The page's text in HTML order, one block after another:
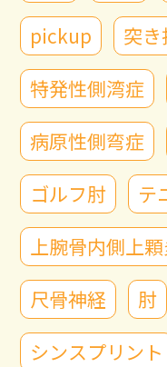
pickup
突き
特発性側湾症
病原性側弯症
ゴルフ肘
テ
上腕骨内側上
尺骨神経
肘
シンスプリント